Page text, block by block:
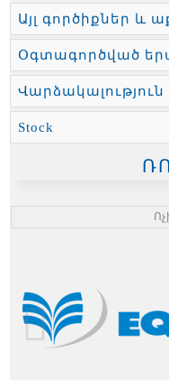
Այլ գործիքներ և
Օգտագործված
Վարձակալություն
Stock